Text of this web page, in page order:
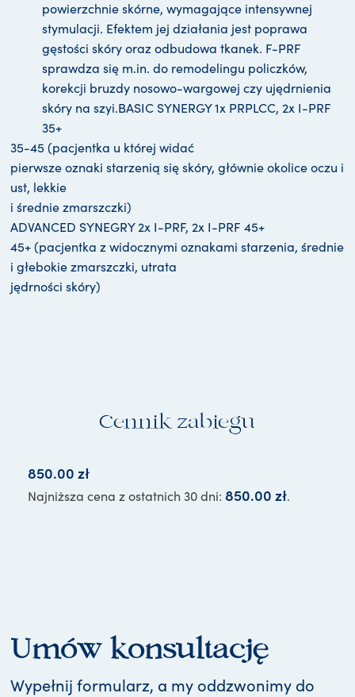
powierzchnie skórne, wymagające intensywnej
stymulacji. Efektem jej działania jest poprawa
gęstości skóry oraz odbudowa tkanek. F-PRF
sprawdza się m.in. do remodelingu policzków,
korekcji bruzdy nosowo-wargowej czy ujędrnienia
skóry na szyi.BASIC SYNERGY 1x PRPLCC, 2x I-PRF
35+
35-45 (pacjentka u której widać
pierwsze oznaki starzenią się skóry, głównie okolice oczu i
ust, lekkie
i średnie zmarszczki)
ADVANCED SYNEGRY 2x I-PRF, 2x I-PRF 45+
45+ (pacjentka z widocznymi oznakami starzenia, średnie
i głebokie zmarszczki, utrata
jędrności skóry)
Cennik zabiegu
850.00 zł
Najniższa cena z ostatnich 30 dni: 850.00 zł.
Umów konsultację
Wypełnij formularz, a my oddzwonimy do